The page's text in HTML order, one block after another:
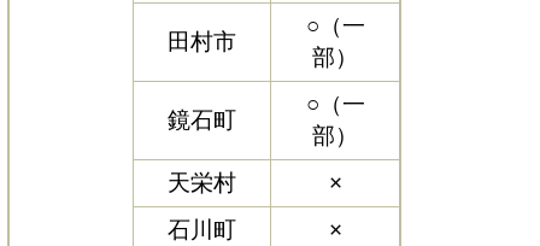
田村市
○（一
部）
鏡石町
○（一
部）
天栄村
×
石川町
×